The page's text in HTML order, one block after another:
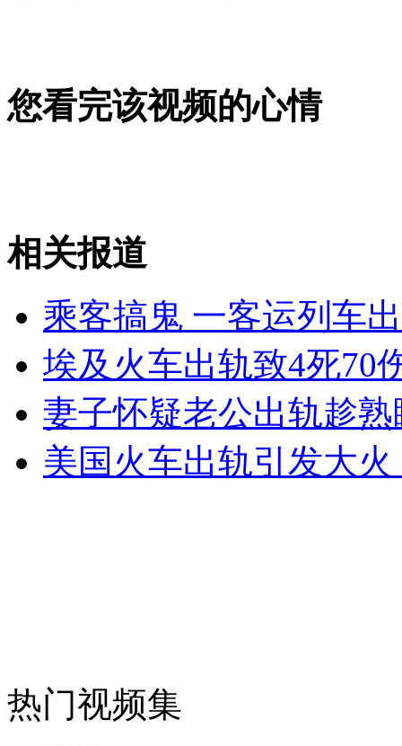
伊朗发布第四代“征服者-110型”导弹
山西运城恶犬咬伤多人 警民合力深夜将其击毙
女孩北京地铁殴打老人 痛下狠手拳打脚踢
安徽一实载49人客车翻车
您看完该视频的心情
相关报道
乘客搞鬼 一客运列车
埃及火车出轨致4死70
妻子怀疑老公出轨趁
美国火车出轨引发大
热门视频集